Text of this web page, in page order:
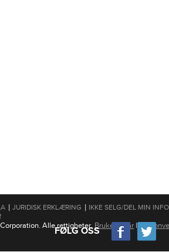
| JURIDISK ERKLÆRING | IKKE SELG/DEL MIN
Alle rettigheter. Brukervilkår |
FØLG OSS